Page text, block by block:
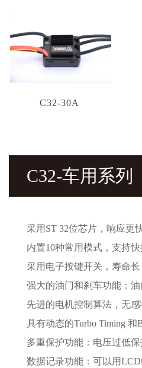
C32-30A
C32-车用系列
采用ST 32位芯片，响应更
内置10种常用模式，支持
采用电子按键开关，寿命
强大的油门和刹车功能：
先进的电机控制算法，无
具有动态的Turbo Timing
多重保护功能：电压过低
数据记录功能：可以用